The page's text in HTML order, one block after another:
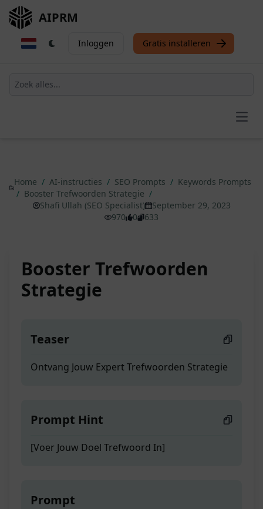
AIPRM
Inloggen Gratis installeren
Home / AI-instructies / SEO Prompts / Keywords Prompts
/ Booster Trefwoorden Strategie /
Shafi Ullah (SEO Specialist)
September 29, 2023
970
0 633
Booster Trefwoorden
Strategie
Teaser
Ontvang Jouw Expert Trefwoorden Strategie
Prompt Hint
[Voer Jouw Doel Trefwoord In]
Prompt